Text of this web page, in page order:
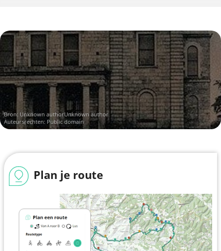
Bron: Unknown authorUnknown author
Auteursrechten: Public domain
Plan je route